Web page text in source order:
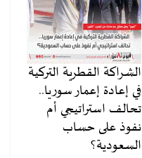
الشراكة القطرية التركية
في إعادة إعمار سوريا..
تحالف استراتيجي أم
نفوذ على حساب
السعودية؟